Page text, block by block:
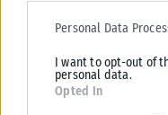
Please note that this
services and may gather
deny consent to Google
for below specified
Personal Data
I want to opt-out of
personal data.
Opted In